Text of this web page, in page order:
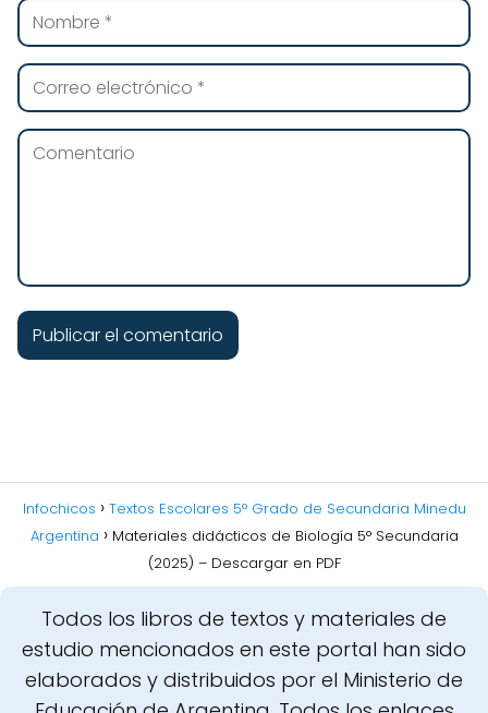
Infochicos
Textos Escolares 5° Grado de Secundaria Minedu
Argentina
Materiales didácticos de Biología 5° Secundaria
(2025) – Descargar en PDF
Todos los libros de textos y materiales de
estudio mencionados en este portal han sido
elaborados y distribuidos por el Ministerio de